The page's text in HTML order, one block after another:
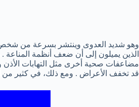
وهو شديد العدوى وينتشر بسرعة من شخص
الذين يميلون إلى أن ضعف أنظمة
مضاعفات صحية أخرى مثل التهابات الأذن
قد تخفف الأعراض . ومع ذلك، في كثير من